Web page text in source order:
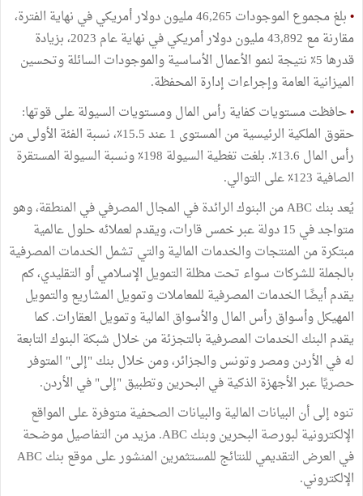
•
بلغ مجموع الموجودات 46,265 مليون دولار أمريكي في نهاية الفترة،
مقارنة مع 43,892 مليون دولار أمريكي في نهاية عام 2023، بزيادة
قدرها 5٪ نتيجة لنمو الأعمال الأساسية والموجودات السائلة وتحسين
الميزانية العامة وإجراءات إدارة المحفظة.
•حافظت مستويات كفاية رأس المال ومستويات السيولة على قوتها:
حقوق الملكية الرئيسية من المستوى 1 عند 15.5٪، نسبة الفئة الأولى من
رأس المال 13.6٪. بلغت تغطیة السیولة 198٪ ونسبة السیولة المستقرة
الصافیة 123٪ على التوالي.
يُعد بنك ABC من البنوك الرائدة في المجال المصرفي في المنطقة، وهو
متواجد في 15 دولة عبر خمس قارات، ويقدم لعملائه حلول عالمية
مبتكرة من المنتجات والخدمات المالية والتي تشمل الخدمات المصرفية
بالجملة للشركات سواء تحت مظلة التمويل الإسلامي أو التقليدي، كم
يقدم أيضًا الخدمات المصرفية للمعاملات وتمويل المشاريع والتمويل
المهيكل وأسواق رأس المال والأسواق المالية وتمويل العقارات. كما
يقدم البنك الخدمات المصرفية بالتجزئة من خلال شبكة البنوك التابعة
له في الأردن ومصر وتونس والجزائر، ومن خلال بنك "إلى" المتوفر
حصريًا عبر الأجهزة الذكیة في البحرين وتطبيق "إلى" في الأردن.
تنوه إلى أن البيانات المالية والبيانات الصحفية متوفرة على المواقع
الإلكترونية لبورصة البحرين وبنك ABC. مزيد من التفاصيل موضحة
في العرض التقديمي للنتائج للمستثمرين المنشور على موقع بنك ABC
الإلكتروني.